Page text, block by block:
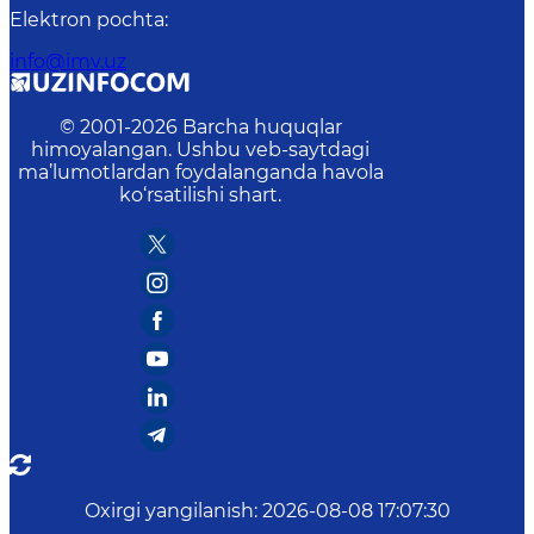
Elektron pochta:
info@imv.uz
© 2001-2026 Barcha huquqlar
himoyalangan. Ushbu veb-saytdagi
ma’lumotlardan foydalanganda havola
ko‘rsatilishi shart.
Oxirgi yangilanish: 2026-08-08 17:07:30